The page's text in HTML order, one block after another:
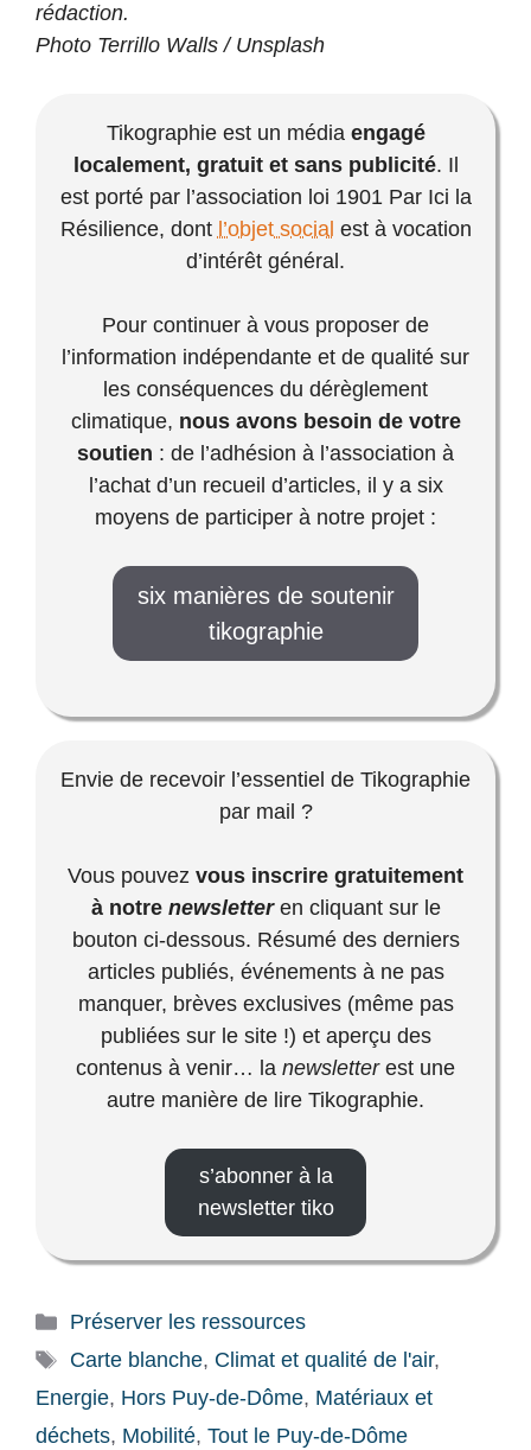
rédaction.
Photo Terrillo Walls / Unsplash
Tikographie est un média engagé
localement, gratuit et sans publicité. Il
est porté par l’association loi 1901 Par Ici la
Résilience, dont l’objet social est à vocation
d’intérêt général.
Pour continuer à vous proposer de
l’information indépendante et de qualité sur
les conséquences du dérèglement
climatique, nous avons besoin de votre
soutien : de l’adhésion à l’association à
l’achat d’un recueil d’articles, il y a six
moyens de participer à notre projet :
six manières de soutenir
tikographie
Envie de recevoir l’essentiel de Tikographie
par mail ?
Vous pouvez vous inscrire gratuitement
à notre newsletter en cliquant sur le
bouton ci-dessous. Résumé des derniers
articles publiés, événements à ne pas
manquer, brèves exclusives (même pas
publiées sur le site !) et aperçu des
contenus à venir… la newsletter est une
autre manière de lire Tikographie.
s’abonner à la
newsletter tiko
Catégories
Préserver les ressources
Étiquettes
Carte blanche, Climat et qualité de l'air,
Energie, Hors Puy-de-Dôme, Matériaux et
déchets, Mobilité, Tout le Puy-de-Dôme